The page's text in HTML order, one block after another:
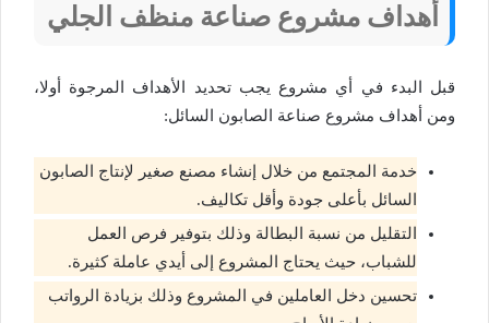
أهداف مشروع صناعة منظف الجلي
قبل البدء في أي مشروع يجب تحديد الأهداف المرجوة أولا،
ومن أهداف مشروع صناعة الصابون السائل:
خدمة المجتمع من خلال إنشاء مصنع صغير لإنتاج الصابون
السائل بأعلى جودة وأقل تكاليف.
التقليل من نسبة البطالة وذلك بتوفير فرص العمل
للشباب، حيث يحتاج المشروع إلى أيدي عاملة كثيرة.
تحسين دخل العاملين في المشروع وذلك بزيادة الرواتب